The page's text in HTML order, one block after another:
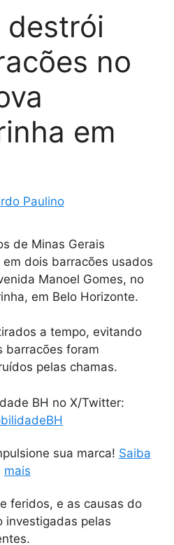
destrói
no
em
Paulino
de Minas Gerais
dois barracões usados
Manoel Gomes, no
em Belo Horizonte.
a tempo, evitando
barracões foram
pelas chamas.
BH no X/Twitter:
sua marca! Saiba
mais
feridos, e as causas do
investigadas pelas